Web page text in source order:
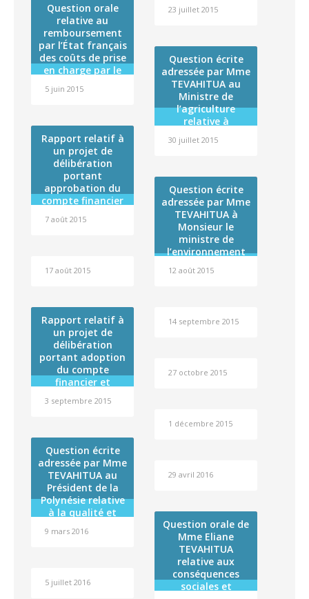
territorial de la
délai de
réhabilitation du
service de longs
séjours de
l’hôpital de
TARAVAO » dans
le cadre du volet «
santé » du
française 2008-
2014
Question orale
relative au
remboursement
par l’État français
des coûts de prise
en charge par le
d’assurance
considérées
comme radio-
induites
5 juin 2015
23 juillet 2015
Question écrite
adressée par Mme
TEVAHITUA au
Ministre de
l’agriculture
relative à
miel frelaté
30 juillet 2015
Rapport relatif à
un projet de
délibération
portant
approbation du
compte financier
de l »Institut
7 août 2015
Question écrite
adressée par Mme
TEVAHITUA à
Monsieur le
ministre de
l’environnement
préservation du
12 août 2015
17 août 2015
Rapport relatif à
un projet de
délibération
portant adoption
du compte
financier et
résultat de
public
administratif
dénommé « Fare
Tama Hau »
3 septembre 2015
14 septembre 2015
27 octobre 2015
1 décembre 2015
Question écrite
adressée par Mme
TEVAHITUA au
Président de la
Polynésie relative
à la qualité et
produits
9 mars 2016
29 avril 2016
Question orale de
Mme Eliane
TEVAHITUA
relative aux
conséquences
sociales et
5 juillet 2016